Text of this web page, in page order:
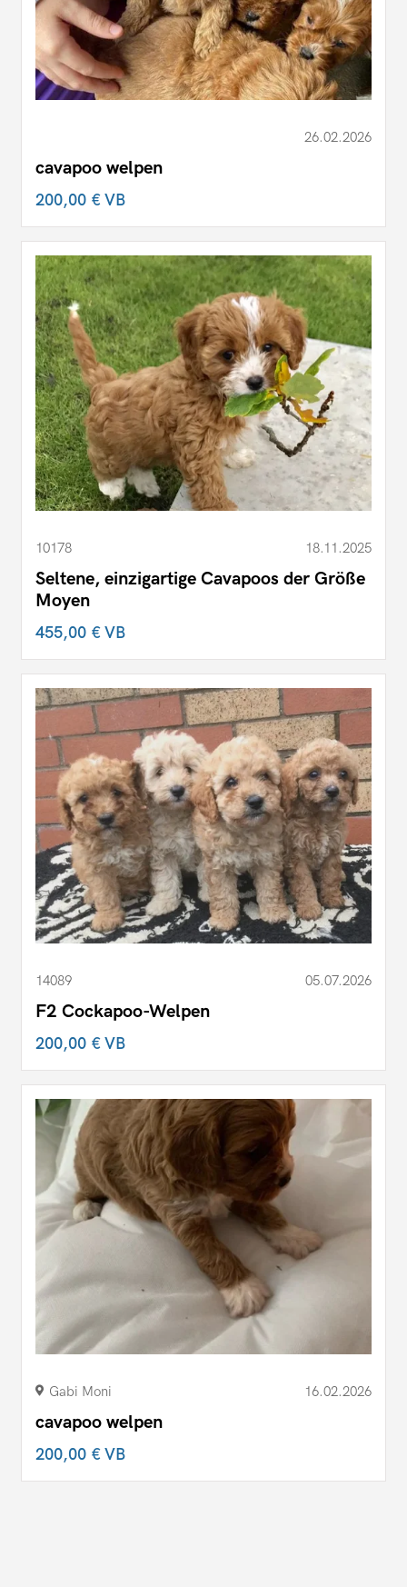
26.02.2026
cavapoo welpen
200,00 €VB
10178 18.11.2025
Seltene, einzigartige Cavapoos der Größe
Moyen
455,00 €VB
14089 05.07.2026
F2 Cockapoo-Welpen
200,00 €VB
Gabi Moni 16.02.2026
cavapoo welpen
200,00 €VB